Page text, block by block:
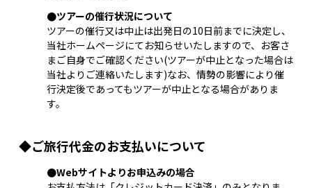
●ツアーの催行状況について
ツアーの催行又は中止は出発日の10日前までに決定し、
当社ホームページにてお知らせいたしますので、お客さ
まご自身でご確認ください(ツアーが中止となった場合は
当社よりご連絡いたします)なお、情勢の影響により催
行決定後であってもツアーが中止となる場合がありま
す。
◆ご旅行代金のお支払いについて
●Webサイトよりお申込みの場合